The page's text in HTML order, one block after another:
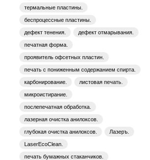
термальные пластины.
беспроцессные пластины.
дефект тенения. дефект отмарывания.
печатная форма.
проявитель офсетных пластин.
печать с пониженным содержанием спирта.
карбонирование. листовая печать.
микроистирание.
послепечатная обработка.
лазерная очистка анилоксов.
глубокая очистка анилоксов. Лазеръ.
LaserEcoClean.
печать бумажных стаканчиков.